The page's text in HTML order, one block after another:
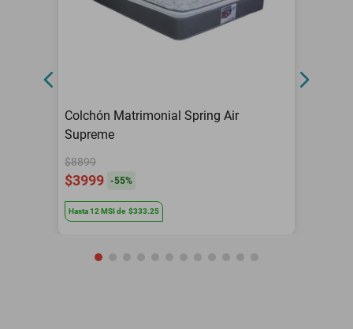
Colchón Matrimonial Spring Air
Supreme
$8899
$3999 -55%
Hasta12 MSIde $333.25